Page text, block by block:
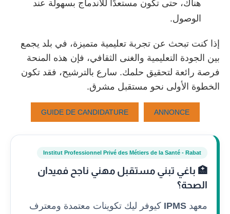
هناك، حتى تكون مستعدًا للاندماج بسهولة عند
الوصول.
إذا كنت تبحث عن تجربة تعليمية متميزة، في بلد يجمع
بين الجودة التعليمية والغنى الثقافي، فإن هذه المنحة
فرصة رائعة لتحقيق حلمك. سارع بالترشيح، فقد تكون
الخطوة الأولى نحو مستقبل مشرق.
ANNONCE
GUIDE DE CANDIDATURE
Institut Professionnel Privé des Métiers de la Santé - Rabat
🏥 باغي تبني مستقبل مهني ناجح فميدان
الصحة؟
معهد IPMS كيوفر ليك تكوينات معتمدة ومعترف